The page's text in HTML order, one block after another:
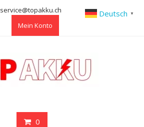
service@topakku.ch
Mein Konto
0
Deutsch ▼